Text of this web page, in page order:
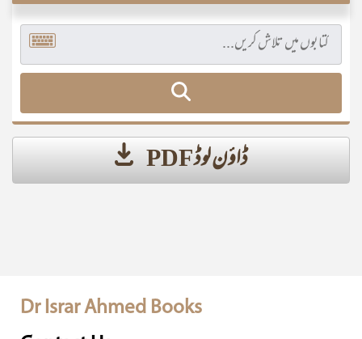
ڈاؤن لوڈ PDF
Dr Israr Ahmed Books